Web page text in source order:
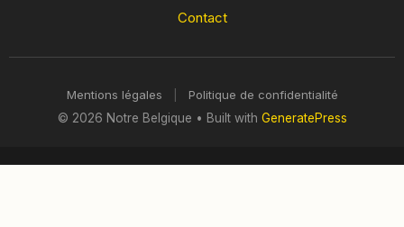
Contact
Mentions légales
Politique de confidentialité
© 2026 Notre Belgique • Built with GeneratePress